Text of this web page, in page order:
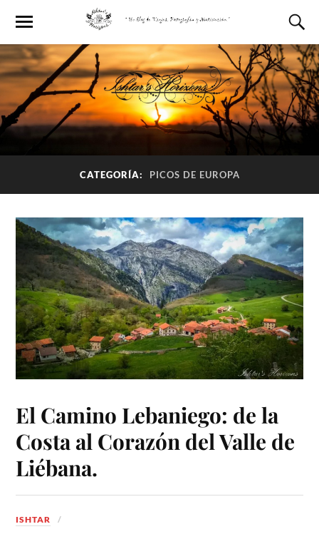
CATEGORÍA: PICOS DE EUROPA
El Camino Lebaniego: de la
Costa al Corazón del Valle de
Liébana.
ISHTAR